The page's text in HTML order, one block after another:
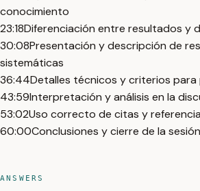
conocimiento
23:18Diferenciación entre resultados y
30:08Presentación y descripción de
sistemáticas
36:44Detalles técnicos y criterios
43:59Interpretación y análisis en la
53:02Uso correcto de citas y
60:00Conclusiones y cierre de la sesión
ANSWERS